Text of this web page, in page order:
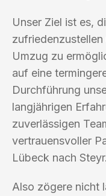
Unser Ziel ist es,
Umzug zu
auf eine
Durchführung
langjährigen
zuverlässigen
vertrauensvoller
Lübeck nach Steyr.
Also zögere nicht